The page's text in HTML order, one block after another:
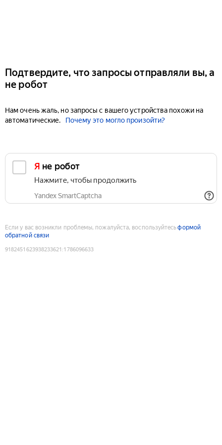
Подтвердите, что запросы отправляли вы, а
не робот
Нам очень жаль, но запросы с вашего устройства похожи на
автоматические.
Почему это могло произойти?
Я не робот
Нажмите, чтобы продолжить
Yandex SmartCaptcha
Если у вас возникли проблемы, пожалуйста, воспользуйтесьформой
обратной связи
9182451623938233621 :1786096633